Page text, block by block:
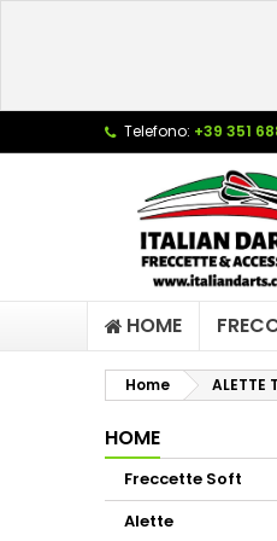
Telefono: +39 351
HOME
Home ALETTE
HOME
Freccette Soft
Alette